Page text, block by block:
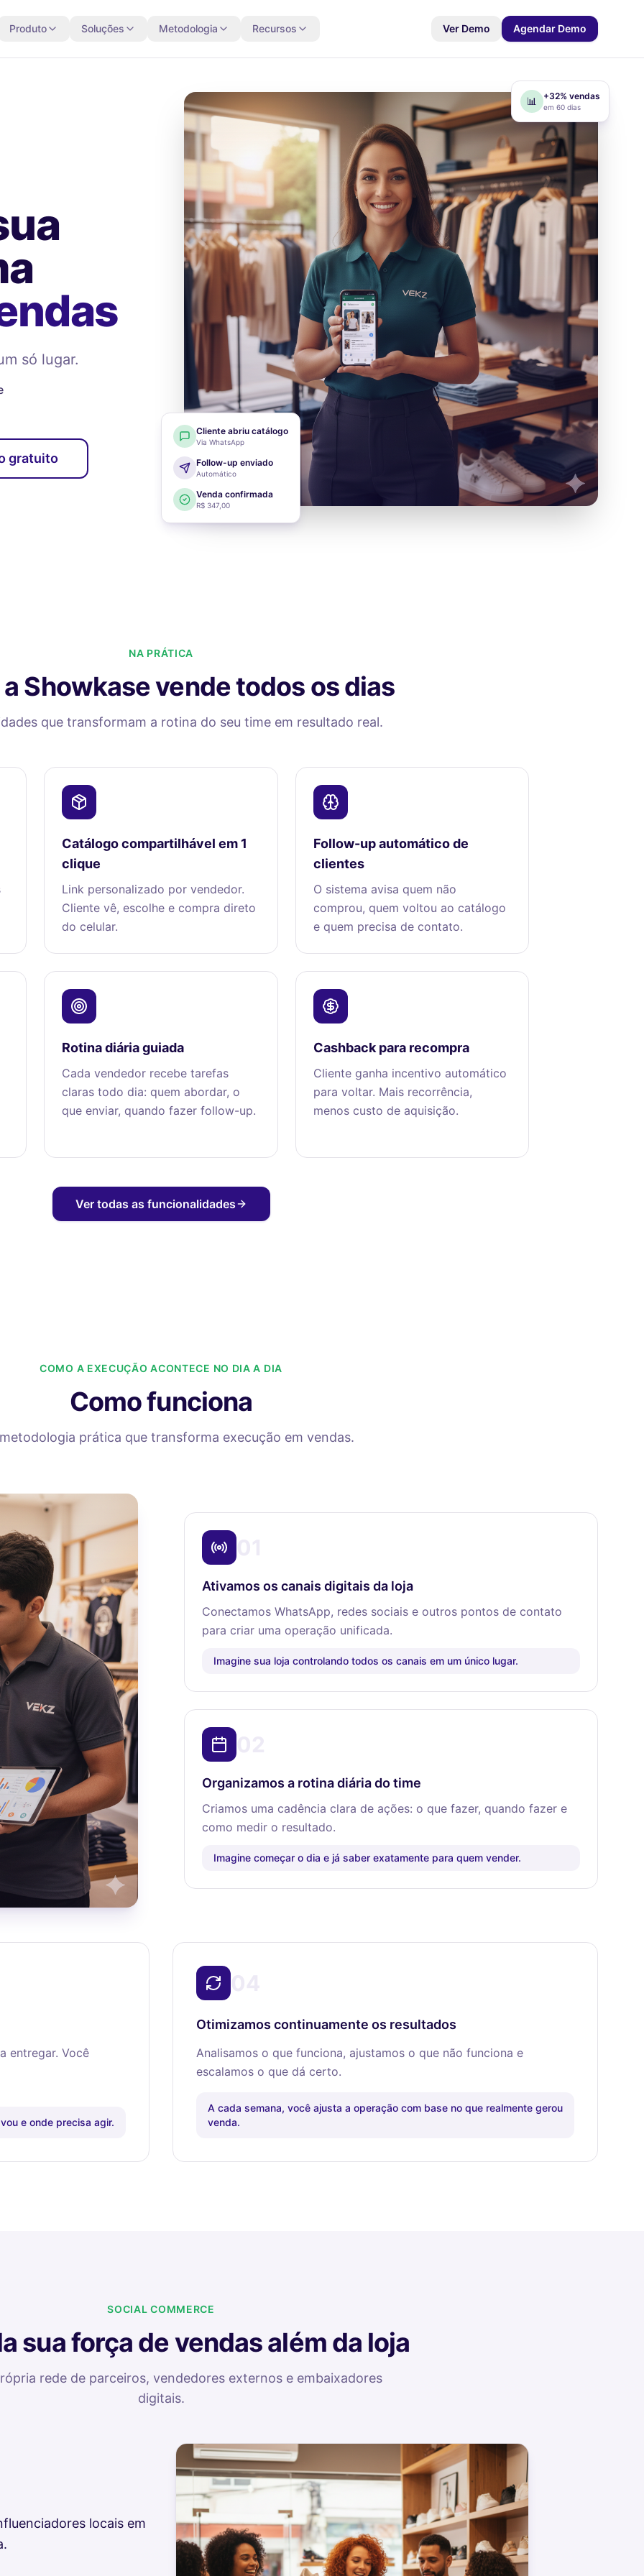
Produto Soluções Metodologia Recursos Ver Demo Agendar Demo
só lugar.
gratuito
Cliente abriu catálogo
Via WhatsApp
Follow-up enviado
Automático
Venda confirmada
R$ 347,00
📊 +32% vendas
em 60 dias
NA PRÁTICA
Showkase vende todos os dias
que transformam a rotina do seu time em resultado real.
Catálogo compartilhável em 1
clique
Link personalizado por vendedor.
Cliente vê, escolhe e compra direto
do celular.
Follow-up automático de
clientes
O sistema avisa quem não
comprou, quem voltou ao catálogo
e quem precisa de contato.
Rotina diária guiada
Cada vendedor recebe tarefas
claras todo dia: quem abordar, o
que enviar, quando fazer follow-up.
Cashback para recompra
Cliente ganha incentivo automático
para voltar. Mais recorrência,
menos custo de aquisição.
Ver todas as funcionalidades
COMO A EXECUÇÃO ACONTECE NO DIA A DIA
Como funciona
prática que transforma execução em vendas.
Ativamos os canais digitais da loja
Conectamos WhatsApp, redes sociais e outros pontos de contato
para criar uma operação unificada.
Imagine sua loja controlando todos os canais em um único lugar.
Organizamos a rotina diária do time
Criamos uma cadência clara de ações: o que fazer, quando fazer e
como medir o resultado.
Imagine começar o dia e já saber exatamente para quem vender.
entregar. Você
e onde precisa agir.
Otimizamos continuamente os resultados
Analisamos o que funciona, ajustamos o que não funciona e
escalamos o que dá certo.
A cada semana, você ajusta a operação com base no que realmente gerou
venda.
SOCIAL COMMERCE
sua força de vendas além da loja
rede de parceiros, vendedores externos e embaixadores
digitais.
locais em